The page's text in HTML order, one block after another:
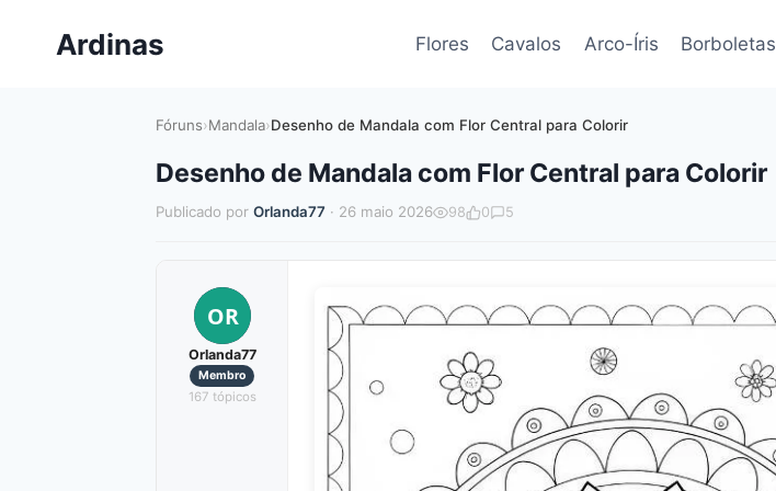
Ardinas Flores Cavalos Arco-Íris Borboletas
Fóruns›Mandala›Desenho de Mandala com Flor Central para Colorir
Desenho de Mandala com Flor Central para Colorir
Publicado por Orlanda77 · 26 maio 2026 98 0 5
OR
Orlanda77
Membro
167 tópicos